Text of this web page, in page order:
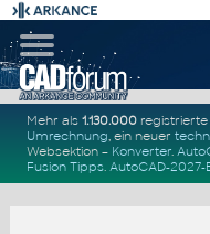
Mehr als1.130.000
Umrechnung, ein neuer
Websektion – Konverter.
Fusion Tipps.AutoCAD-2027-